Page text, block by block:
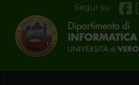
Segui su